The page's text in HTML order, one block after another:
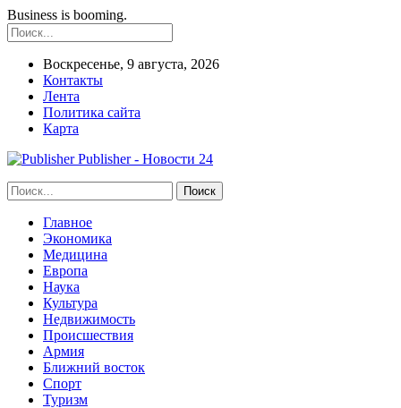
Business is booming.
Воскресенье, 9 августа, 2026
Контакты
Лента
Политика сайта
Карта
Publisher - Новости 24
Главное
Экономика
Медицина
Европа
Наука
Культура
Недвижимость
Происшествия
Армия
Ближний восток
Спорт
Туризм